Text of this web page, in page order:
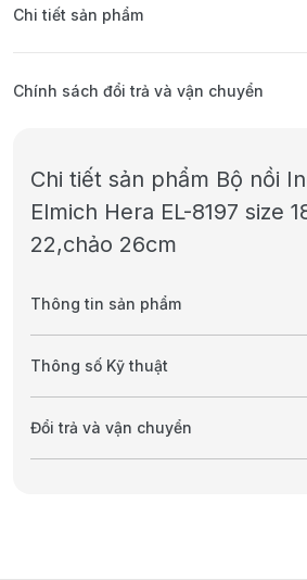
Chi tiết sản phẩm
Chính sách đổi trả và vận chuyển
Chi tiết sản phẩm Bộ nồi
Elmich Hera EL-8197 size
22,chảo 26cm
Thông tin sản phẩm
Thông số Kỹ thuật
Đổi trả và vận chuyển